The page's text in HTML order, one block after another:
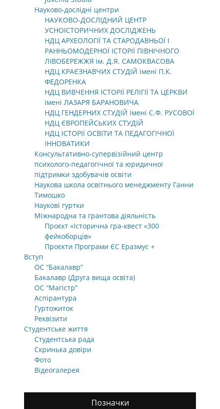
Науково-дослідні центри
НАУКОВО-ДОСЛІДНИЙ ЦЕНТР
УСНОІСТОРИЧНИХ ДОСЛІДЖЕНЬ
НДЦ АРХЕОЛОГІЇ ТА СТАРОДАВНЬОЇ І
РАННЬОМОДЕРНОЇ ІСТОРІЇ ПІВНІЧНОГО
ЛІВОБЕРЕЖЖЯ ім. Д.Я. САМОКВАСОВА
НДЦ КРАЄЗНАВЧИХ СТУДІЙ імені П.К.
ФЕДОРЕНКА
НДЦ ВИВЧЕННЯ ІСТОРІЇ РЕЛІГІЇ ТА ЦЕРКВИ
імені ЛАЗАРЯ БАРАНОВИЧА
НДЦ ГЕНДЕРНИХ СТУДІЙ імені С.Ф. РУСОВОЇ
НДЦ ЄВРОПЕЙСЬКИХ СТУДІЙ
НДЦ ІСТОРІЇ ОСВІТИ ТА ПЕДАГОГІЧНОЇ
ІННОВАТИКИ
Консультативно-супервізійний центр
психолого-педагогічної та юридичної
підтримки здобувачів освіти
Наукова школа освітнього менеджменту Ганни
Тимошко
Наукові гуртки
Міжнародна та грантова діяльність
Проєкт «Історична гра-квест «300
фейкоборців»
Проєкти Програми ЄС Еразмус +
Вступ
ОС “Бакалавр”
Бакалавр (Друга вища освіта)
ОС “Магістр”
Аспірантура
Гуртожиток
Реквізити
Студентське життя
Студентська рада
Скринька довіри
Фото
Відеогалерея
Позначки